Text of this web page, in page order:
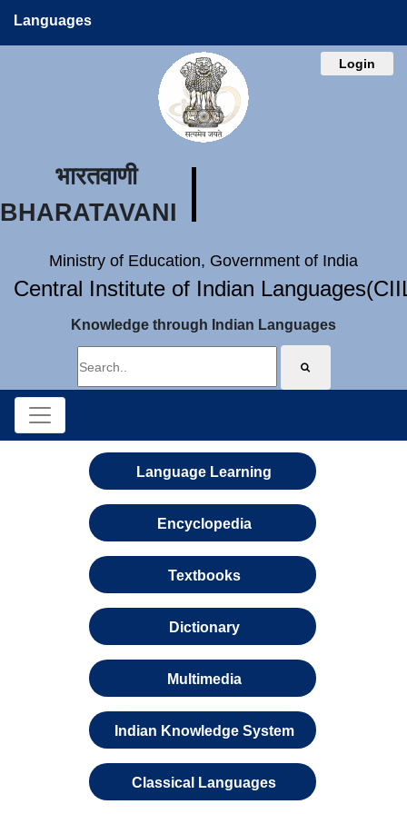
Languages
Login
भारतवाणी
BHARATAVANI
Ministry of Education, Government of India
Central Institute of Indian
Knowledge through Indian Languages
Language Learning
Encyclopedia
Textbooks
Dictionary
Multimedia
Indian Knowledge System
Classical Languages